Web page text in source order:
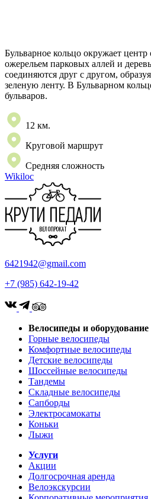
Бульварное кольцо окружает
ожерельем парковых аллей и
соединяются друг с другом,
зеленую ленту. В Бульварном
бульваров.
12 км.
Круговой маршрут
Средняя сложность
Wikiloc
6421942@gmail.com
+7 (985) 642-19-42
Велосипеды и оборудование
Горные велосипеды
Комфортные велосипеды
Детские велосипеды
Шоссейные велосипеды
Тандемы
Складные велосипеды
Сапборды
Электросамокаты
Коньки
Лыжи
Услуги
Акции
Долгосрочная аренда
Велоэкскурсии